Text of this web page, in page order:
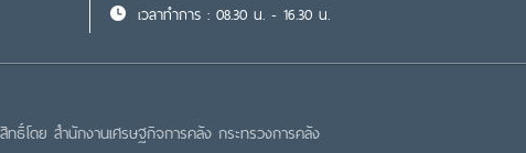
เวลาทำการ : 08.30 น. - 16.30 น.
ธิ์โดย สำนักงานเศรษฐกิจการคลัง กระทรวงการคลัง